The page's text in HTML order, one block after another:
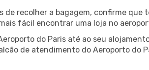
de recolher a bagagem, confirme
fácil encontrar uma loja no
do Paris até ao seu
de atendimento do Aeroporto do